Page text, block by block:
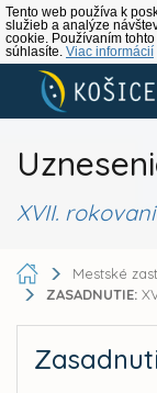
Tento web používa k
služieb a analýze
cookie. Používaním
súhlasíte. Viac informácií
XVII.
Mestské
ZASADNUTIE: